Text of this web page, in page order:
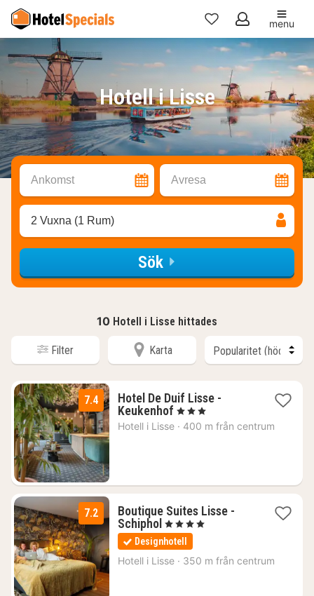
Mina
favoriter
menu
Hotell i Lisse
Ankomst Avresa
2 Vuxna (1 Rum)
Sök
10 Hotell i Lisse hittades
Filter Karta
7.4
Hotel De Duif Lisse -
Keukenhof 1
natt
, 3 Stjärnor
Hotell i Lisse · 400 m från centrum
7.2
Boutique Suites Lisse -
Schiphol 1
natt
från
889
, 4 Stjärnor
Designhotell
Hotell i Lisse · 350 m från centrum